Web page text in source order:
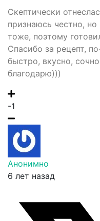
Скептически
признаюсь честно,
тоже, поэтому
Спасибо за рецепт,
быстро, вкусно,
благодарю)))
-1
Анонимно
6 лет назад